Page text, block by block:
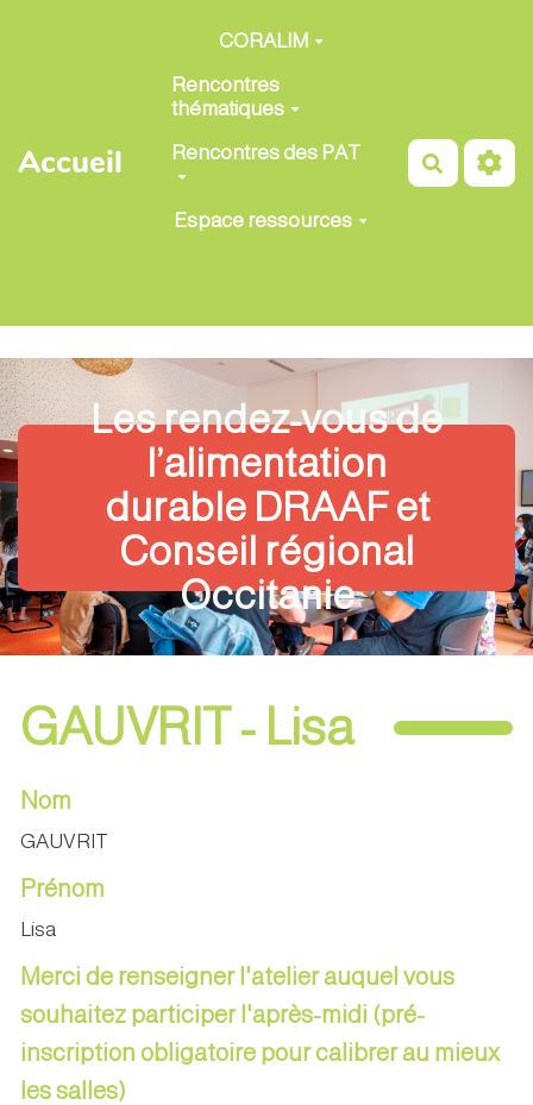
Aller au contenu principal
Accueil
CORALIM
Rencontres
thématiques
Rencontres des PAT
Espace ressources
Les rendez-vous de
l’alimentation
durable DRAAF et
Conseil régional
Occitanie
GAUVRIT - Lisa
Nom
GAUVRIT
Prénom
Lisa
Merci de renseigner l'atelier auquel vous
souhaitez participer l'après-midi (pré-
inscription obligatoire pour calibrer au mieux
les salles)